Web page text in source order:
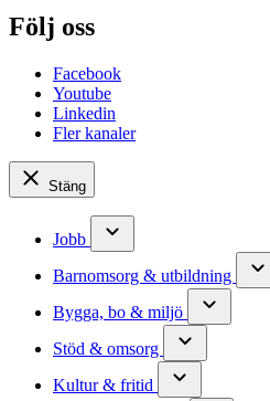
Följ oss
Facebook
Youtube
Linkedin
Fler kanaler
Stäng
Jobb
Barnomsorg & utbildning
Bygga, bo & miljö
Stöd & omsorg
Kultur & fritid